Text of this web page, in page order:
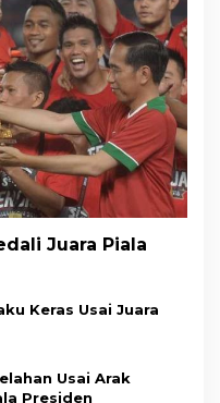
Juara Piala
Keras Usai Juara
Usai Arak
Presiden